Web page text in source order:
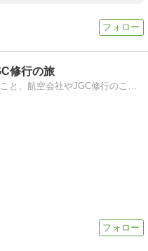
修行の旅